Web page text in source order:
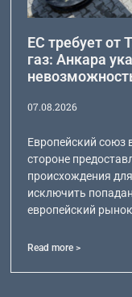
ЕС требует от
газ: Анкара
07.08.2026
Европейский союз
стороне
происхождения
исключить
европейский
Read more >